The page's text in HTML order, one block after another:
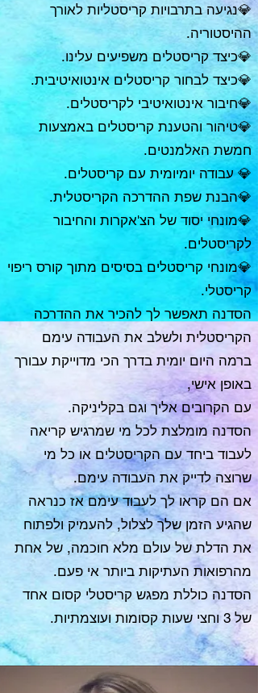
💎נגיעה בתרבויות קריסטליות לאורך
ההיסטוריה.
💎כיצד קריסטלים משפיעים עלינו.
💎כיצד לבחור קריסטלים אינטואיטיבית.
💎חיבור אינטואיטיבי לקריסטלים.
💎טיהור והטענת קריסטלים באמצעות
חמשת האלמנטים.
💎 עבודה יומיומית עם קריסטלים.
💎הבנת שפת ההדרכה הקריסטלית.
💎מונחי יסוד של הצ'אקרות והחיבור
לקריסטלים.
💎מונחי קריסטלים בסיסים מתוך קורס ריפוי
קריסטלי.
הסדנה תאפשר לך להכיר את ההדרכה
הקריסטלית ולשלב את העבודה עימם
ברמה היום יומית בדרך הכי מדוייקת עבורך
באופן אישי,
עם הקרובים אליך וגם בקליניקה.
הסדנה מומלצת לכל מי שמרגיש קריאה
לעבוד ביחד עם הקריסטלים או כל מי
שרוצה לדייק את העבודה עימם.
אם הם קראו לך לעבוד עימם אז כנראה
שהגיע הזמן שלך לצלול, להעמיק ולפתוח
את הדלת של עולם מלא חוכמה, של אחת
מהרפואות העתיקות ביותר אי פעם.
הסדנה כוללת מפגש קריסטלי קסום אחד
של 3 וחצי שעות קסומות ועוצמתיות.